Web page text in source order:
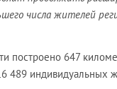
числа жителей
построено 647
489 индивидуальных